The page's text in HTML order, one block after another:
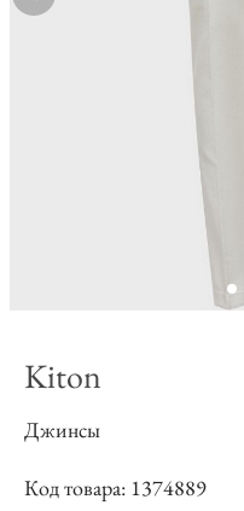
Kiton
Джинсы
Код товара: 1374889